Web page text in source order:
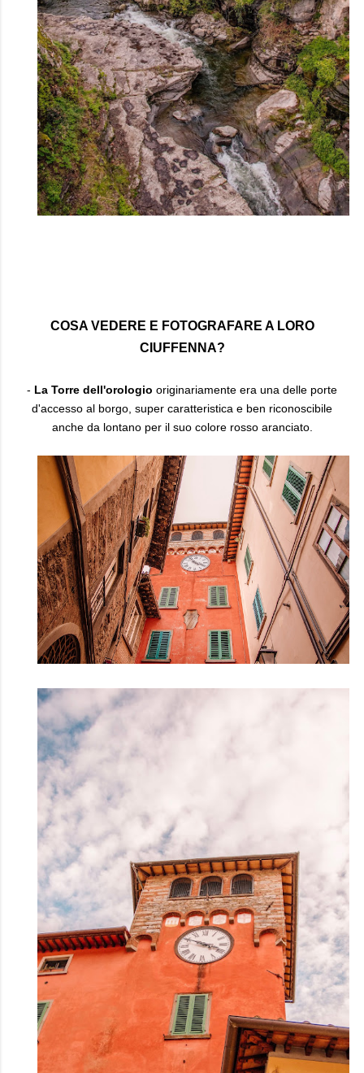
COSA VEDERE E FOTOGRAFARE A LORO
CIUFFENNA?
- La Torre dell'orologio originariamente era una delle porte
d'accesso al borgo, super caratteristica e ben riconoscibile
anche da lontano per il suo colore rosso aranciato.